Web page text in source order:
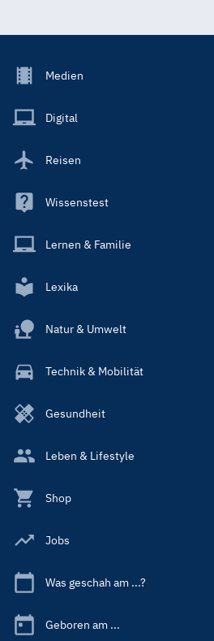
Footer
Main
Medien
Digital
Reisen
Wissenstest
Lernen & Familie
Lexika
Natur & Umwelt
Technik & Mobilität
Gesundheit
Leben & Lifestyle
Shop
Jobs
Was geschah am ...?
Geboren am ...